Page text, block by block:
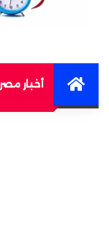
Homeأخبار مصر